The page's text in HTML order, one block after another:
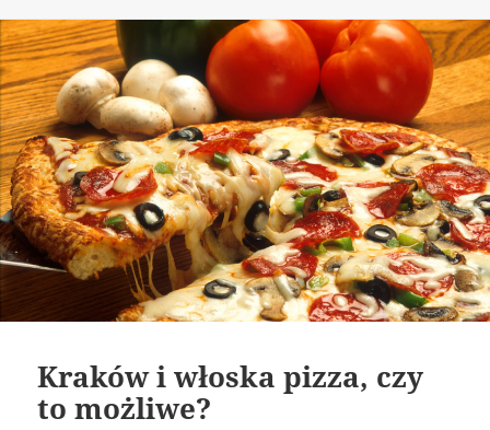
Kraków i włoska pizza, czy
to możliwe?